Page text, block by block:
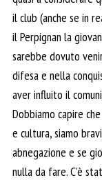
il club (anche se in
il Perpignan la
sarebbe dovuto
difesa e nella
aver influito il
Dobbiamo capire
e cultura, siamo
abnegazione e se
nulla da fare. C’è